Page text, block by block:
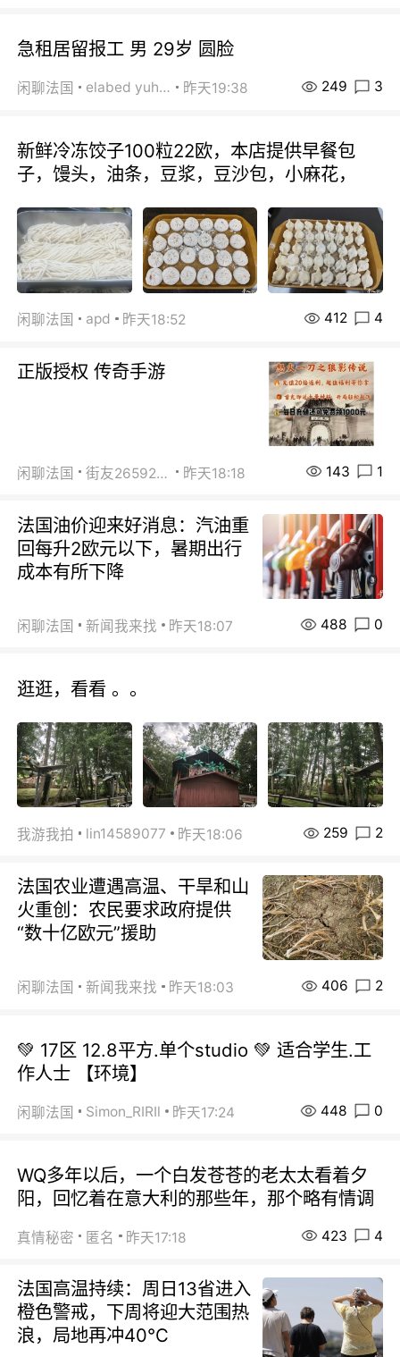
急租居留报工 男 29岁 圆脸
闲聊法国 elabed yuhua 昨天19:38 249 3
新鲜冷冻饺子100粒22欧，本店提供早餐包
子，馒头，油条，豆浆，豆沙包，小麻花，
闲聊法国 apd 昨天18:52 412 4
正版授权 传奇手游
闲聊法国 街友26592800 昨天18:18 143 1
法国油价迎来好消息：汽油重
回每升2欧元以下，暑期出行
成本有所下降
闲聊法国 新闻我来找 昨天18:07 488 0
逛逛，看看 。。
我游我拍 lin14589077 昨天18:06 259 2
法国农业遭遇高温、干旱和山
火重创：农民要求政府提供
“数十亿欧元”援助
闲聊法国 新闻我来找 昨天18:03 406 2
💚 17区 12.8平方.单个studio 💚 适合学生.工
作人士 【环境】
闲聊法国 Simon_RIRIl 昨天17:24 448 0
WQ多年以后，一个白发苍苍的老太太看着夕
阳，回忆着在意大利的那些年，那个略有情调
真情秘密 匿名 昨天17:18 423 4
法国高温持续：周日13省进入
橙色警戒，下周将迎大范围热
浪，局地再冲40℃